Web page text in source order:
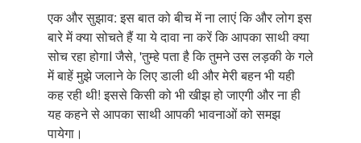
एक और सुझाव: इस बात को बीच में ना लाएं कि और लोग इस
बारे में क्या सोचते हैं या ये दावा ना करें कि आपका साथी क्या
सोच रहा होगाI जैसे, 'तुम्हे पता है कि तुमने उस लड़की के गले
में बाहें मुझे जलाने के लिए डाली थी और मेरी बहन भी यही
कह रही थी! इससे किसी को भी खीझ हो जाएगी और ना ही
यह कहने से आपका साथी आपकी भावनाओं को समझ
पायेगा।